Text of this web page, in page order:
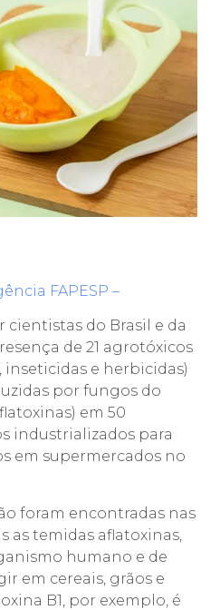
FAPESP –
do Brasil e da
de 21 agrotóxicos
e herbicidas)
por fungos do
em 50
industrializados para
em supermercados no
foram encontradas nas
as temidas aflatoxinas,
humano e de
em cereais, grãos e
B1, por exemplo, é